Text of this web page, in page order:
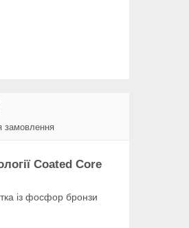
замовлення
Coated Core
із фосфор бронзи